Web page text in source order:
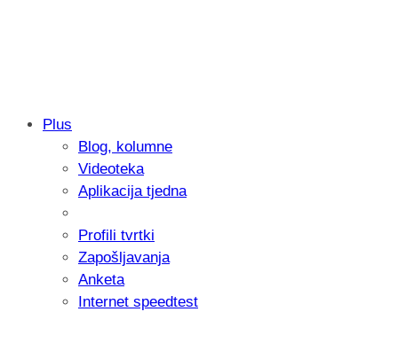
Samsung otkrio kako je nastajala
donijelo tanje i izdržljivije preklopne
Plus
Blog, kolumne
Videoteka
Aplikacija tjedna
Profili tvrtki
Zapošljavanja
Anketa
Internet speedtest